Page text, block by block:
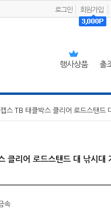
로그인 회원가입
행사상품 출
스 TB 태클박스 클리어 로드스탠드
클리어 로드스탠드 대 낚시대
속